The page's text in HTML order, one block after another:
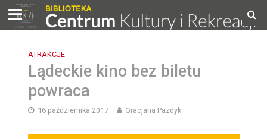
ATRAKCJE
Lądeckie kino bez biletu
powraca
16 października 2017 Gracjana Pazdyk